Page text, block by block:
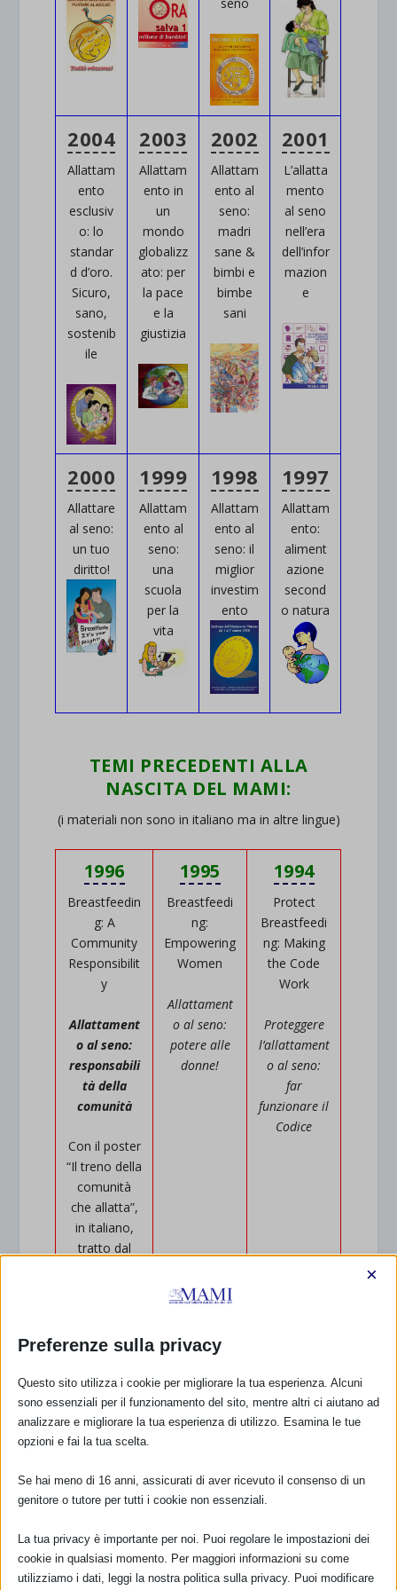
seno
2004
Allattam
ento
esclusiv
o: lo
standar
d d’oro.
Sicuro,
sano,
sostenib
ile
2003
Allattam
ento in
un
mondo
globalizz
ato: per
la pace
e la
giustizia
2002
Allattam
ento al
seno:
madri
sane &
bimbi e
bimbe
sani
2001
L’allatta
mento
al seno
nell’era
dell’infor
mazion
e
2000
Allattare
al seno:
un tuo
diritto!
1999
Allattam
ento al
seno:
una
scuola
per la
vita
1998
Allattam
ento al
seno: il
miglior
investim
ento
1997
Allattam
ento:
aliment
azione
second
o natura
TEMI PRECEDENTI ALLA
NASCITA DEL MAMI:
(i materiali non sono in italiano ma in altre lingue)
1996
Breastfeedin
g: A
Community
Responsibilit
y
Allattament
o al seno:
responsabili
tà della
comunità
Con il poster
“Il treno della
comunità
che allatta”,
in italiano,
tratto dal
1995
Breastfeedi
ng:
Empowering
Women
Allattament
o al seno:
potere alle
donne!
1994
Protect
Breastfeedi
ng: Making
the Code
Work
Proteggere
l’allattament
o al seno:
far
funzionare il
Codice
1993
Mother-
Friendly
Initiative
(MFWI)
L’iniziativa
“Luoghi di
lavoro Amici
1992
Baby-
Friendly
Initiative
(BFHI)
L’iniziativa
“Ospedali
Amici dei
1991
Com’è
l’idea della
Preferenze sulla privacy
×
Questo sito utilizza i cookie per migliorare la tua esperienza. Alcuni
sono essenziali per il funzionamento del sito, mentre altri ci aiutano ad
analizzare e migliorare la tua esperienza di utilizzo. Esamina le tue
opzioni e fai la tua scelta.
Se hai meno di 16 anni, assicurati di aver ricevuto il consenso di un
genitore o tutore per tutti i cookie non essenziali.
La tua privacy è importante per noi. Puoi regolare le impostazioni dei
cookie in qualsiasi momento. Per maggiori informazioni su come
utilizziamo i dati, leggi la nostra politica sulla privacy. Puoi modificare